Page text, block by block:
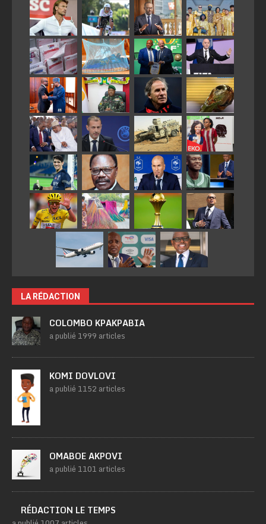
LA RÉDACTION
COLOMBO KPAKPABIA
a publié 1999 articles
KOMI DOVLOVI
a publié 1152 articles
OMABOE AKPOVI
a publié 1101 articles
RÉDACTION LE TEMPS